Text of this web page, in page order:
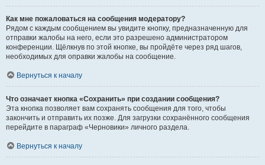
Как мне пожаловаться на сообщения модератору?
Рядом с каждым сообщением вы увидите кнопку, предназначенную для
отправки жалобы на него, если это разрешено администратором
конференции. Щёлкнув по этой кнопке, вы пройдёте через ряд шагов,
необходимых для оправки жалобы на сообщение.
Вернуться к началу
Что означает кнопка «Сохранить» при создании сообщения?
Эта кнопка позволяет вам сохранять сообщения для того, чтобы
закончить и отправить их позже. Для загрузки сохранённого сообщения
перейдите в параграф «Черновики» личного раздела.
Вернуться к началу